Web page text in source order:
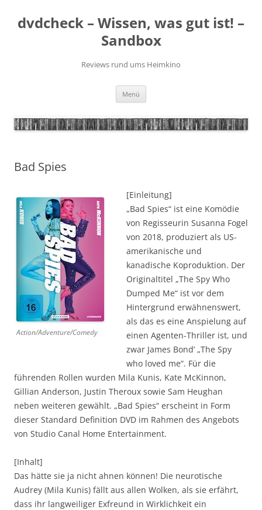
springen
dvdcheck – Wissen, was gut ist! –
Sandbox
Reviews rund ums Heimkino
Menü
Bad Spies
Action/Adventure/Comedy
[Einleitung]
„Bad Spies“ ist eine Komödie
von Regisseurin Susanna Fogel
von 2018, produziert als US-
amerikanische und
kanadische Koproduktion. Der
Originaltitel „The Spy Who
Dumped Me“ ist vor dem
Hintergrund erwähnenswert,
als das es eine Anspielung auf
einen Agenten-Thriller ist, und
zwar James Bond’ „The Spy
who loved me“. Für die
führenden Rollen wurden Mila Kunis, Kate McKinnon,
Gillian Anderson, Justin Theroux sowie Sam Heughan
neben weiteren gewählt. „Bad Spies“ erscheint in Form
dieser Standard Definition DVD im Rahmen des Angebots
von Studio Canal Home Entertainment.
[Inhalt]
Das hätte sie ja nicht ahnen können! Die neurotische
Audrey (Mila Kunis) fällt aus allen Wolken, als sie erfährt,
dass ihr langweiliger Exfreund in Wirklichkeit ein